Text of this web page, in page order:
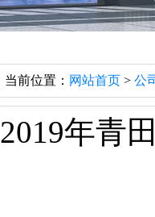
当前位置： 网站首页 > 公
2019年青